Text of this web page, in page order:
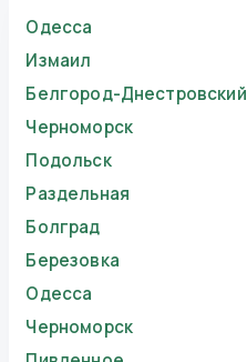
Одесса
Измаил
Белгород-Днестровский
Черноморск
Подольск
Раздельная
Болград
Березовка
Одесса
Черноморск